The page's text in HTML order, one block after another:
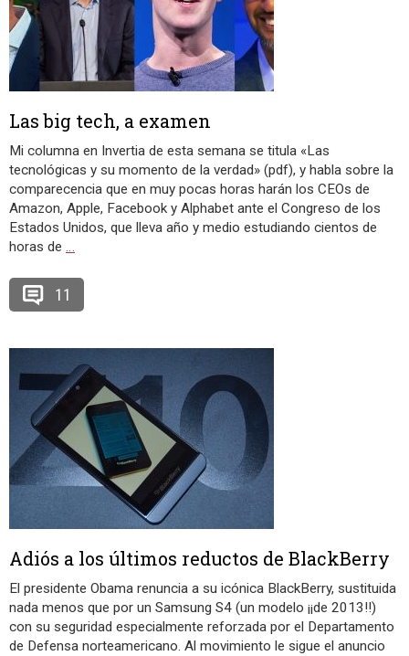
Las big tech, a examen
Mi columna en Invertia de esta semana se titula «Las
tecnológicas y su momento de la verdad» (pdf), y habla sobre la
comparecencia que en muy pocas horas harán los CEOs de
Amazon, Apple, Facebook y Alphabet ante el Congreso de los
Estados Unidos, que lleva año y medio estudiando cientos de
horas de …
11
Adiós a los últimos reductos de BlackBerry
El presidente Obama renuncia a su icónica BlackBerry, sustituida
nada menos que por un Samsung S4 (un modelo ¡¡de 2013!!)
con su seguridad especialmente reforzada por el Departamento
de Defensa norteamericano. Al movimiento le sigue el anuncio